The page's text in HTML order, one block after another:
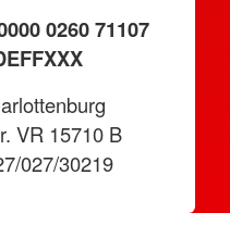
0260 71107
VR 15710 B
027/30219